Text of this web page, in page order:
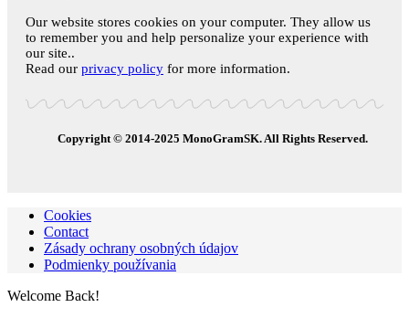
Our website stores cookies on your computer. They allow us
to remember you and help personalize your experience with
our site..
Read our privacy policy for more information.
Copyright © 2014-2025 MonoGramSK. All Rights Reserved.
Cookies
Contact
Zásady ochrany osobných údajov
Podmienky používania
Welcome Back!